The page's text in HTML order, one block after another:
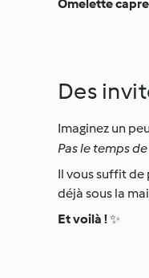
Omelette
Des
Imaginez un
Pas le temps
Il vous suffit
déjà sous la
Et voilà !✨